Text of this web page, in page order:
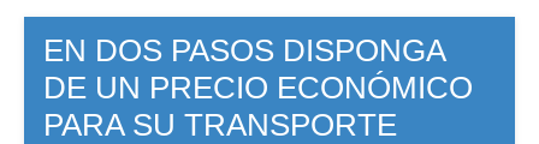
EN DOS PASOS DISPONGA
DE UN PRECIO ECONÓMICO
PARA SU TRANSPORTE